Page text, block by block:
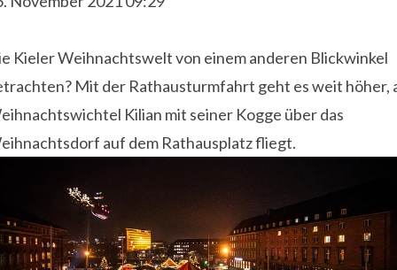
Kieler Weihnachtswelt von einem anderen Blickwinkel
Mit der Rathausturmfahrt geht es weit höher,
Kilian mit seiner Kogge über das
auf dem Rathausplatz fliegt.